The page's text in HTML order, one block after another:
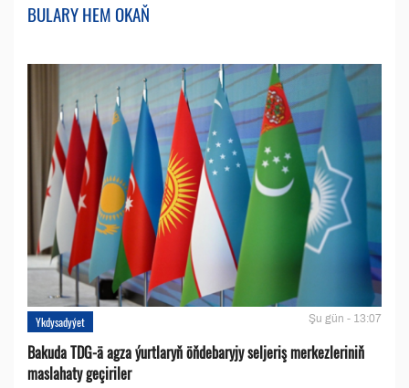
BULARY HEM OKAŇ
Ykdysadyýet Şu gün - 13:07
Bakuda TDG-ä agza ýurtlaryň öňdebaryjy seljeriş merkezleriniň
maslahaty geçiriler